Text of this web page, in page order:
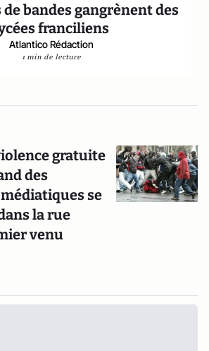
de bandes gangrènent des
franciliens
Atlantico Rédaction
1 min de lecture
gratuite
des
se
la rue
venu